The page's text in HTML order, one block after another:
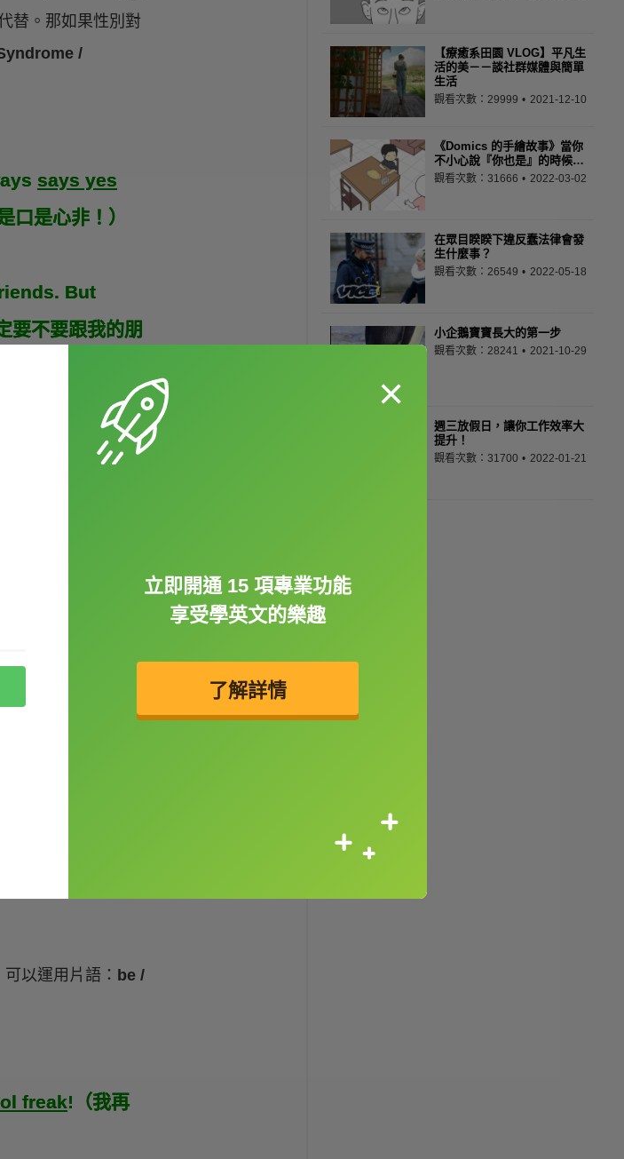
替。那如果性別對
/
says yes
口是心非！）
But
不要跟我的朋
時候，卻偏偏說
著頭，想直呼「你
而在你提出一個建
個小毛病真的會
著要追
以運用片語： be /
freak!（我再
【療癒系田園 VLOG】平凡生
活的美－－談社群媒體與簡單
生活
觀看次數：29999 2021-12-10
《Domics 的手繪故事》當你
不小心說『你也是』的時候…
觀看次數：31666 2022-03-02
在眾目睽睽下違反蠢法律會發
生什麼事？
觀看次數：26549 2022-05-18
小企鵝寶寶長大的第一步
觀看次數：28241 2021-10-29
週三放假日，讓你工作效率大
提升！
觀看次數：31700 2022-01-21
×
立即開通 15 項專業功能
享受學英文的樂趣
了解詳情